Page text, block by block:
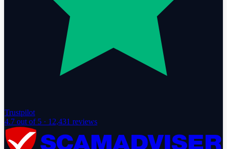
Trustpilot
4.7 out of 5 · 12,431 reviews